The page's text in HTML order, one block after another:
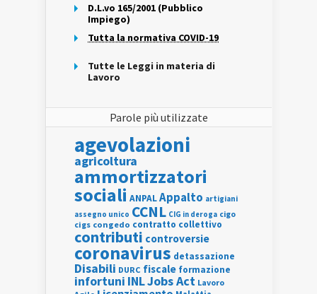
D.L.vo 165/2001 (Pubblico
Impiego)
Tutta la normativa COVID-19
Tutte le Leggi in materia di
Lavoro
Parole più utilizzate
agevolazioni
agricoltura
ammortizzatori
sociali ANPALAppalto artigiani
assegno unico CCNL CIG in deroga cigo
cigs congedo contratto collettivo
contributi controversie
coronavirus detassazione
Disabili DURC fiscale formazione
infortuni INLJobs Act Lavoro